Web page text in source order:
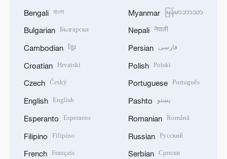
Bengali বাংলা
Bulgarian Български
Cambodian ខ្មែរ
Croatian Hrvatski
Czech Český
English English
Esperanto Esperanto
Filipino Filipino
French Français
Myanmar မြန်မာဘာသာ
Nepali नेपाली
Persian فارسی
Polish Polski
Portuguese Português
Pashto پښتو
Romanian Română
Russian Русский
Serbian Српски